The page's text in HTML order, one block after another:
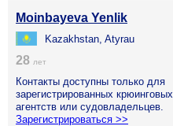
Moinbayeva Yenlik
Kazakhstan, Atyrau
28 лет
Контакты доступны только для
зарегистрированных крюинговых
агентств или судовладельцев.
Зарегистрироваться >>